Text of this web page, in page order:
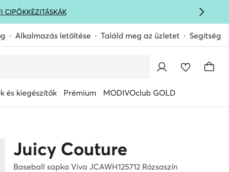
CIPŐKKÉZITÁSKÁK
Alkalmazás letöltése Találd meg az üzletet Segítség
és kiegészítők Prémium MODIVOclub GOLD
Juicy Couture
Baseball sapka Viva JCAWH125712 Rózsaszín